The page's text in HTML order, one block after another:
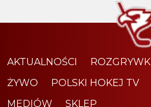
AKTUALNOŚCI ROZGRYWKI
ŻYWO
POLSKI HOKEJ TV
MEDIÓW
SKLEP